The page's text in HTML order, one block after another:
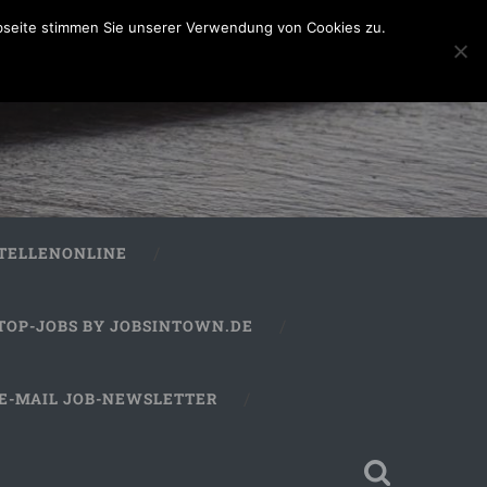
JOBS BY JOBSINTOWN.DE
MAIL JOB-NEWSLETTER
stimmen Sie unserer Verwendung von Cookies zu.